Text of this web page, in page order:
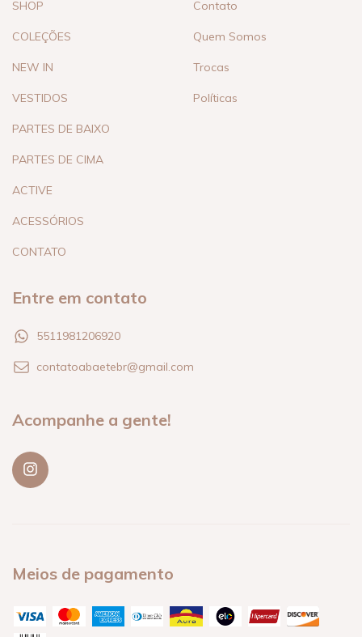
SHOP
COLEÇÕES
NEW IN
VESTIDOS
PARTES DE BAIXO
PARTES DE CIMA
ACTIVE
ACESSÓRIOS
CONTATO
Contato
Quem Somos
Trocas
Políticas
Entre em contato
5511981206920
contatoabaetebr@gmail.com
Acompanhe a gente!
Meios de pagamento